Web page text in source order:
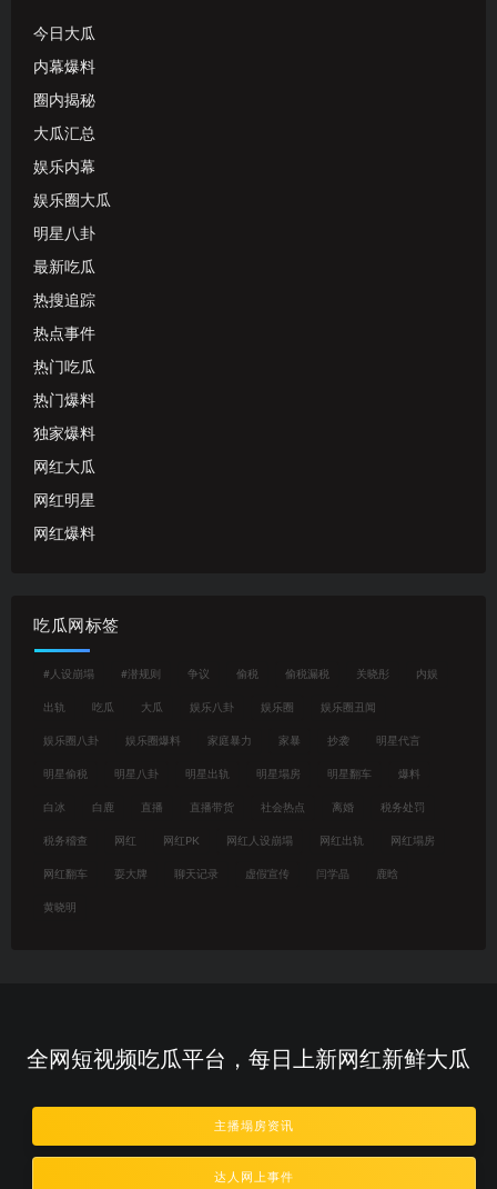
今日大瓜
内幕爆料
圈内揭秘
大瓜汇总
娱乐内幕
娱乐圈大瓜
明星八卦
最新吃瓜
热搜追踪
热点事件
热门吃瓜
热门爆料
独家爆料
网红大瓜
网红明星
网红爆料
吃瓜网标签
#人设崩塌 #潜规则 争议 偷税 偷税漏税 关晓彤 内娱
出轨 吃瓜 大瓜 娱乐八卦 娱乐圈 娱乐圈丑闻
娱乐圈八卦 娱乐圈爆料 家庭暴力 家暴 抄袭 明星代言
明星偷税 明星八卦 明星出轨 明星塌房 明星翻车 爆料
白冰 白鹿 直播 直播带货 社会热点 离婚 税务处罚
税务稽查 网红 网红PK 网红人设崩塌 网红出轨 网红塌房
网红翻车 耍大牌 聊天记录 虚假宣传 闫学晶 鹿晗
黄晓明
全网短视频吃瓜平台，每日上新网红新鲜大瓜
主播塌房资讯
达人网上事件